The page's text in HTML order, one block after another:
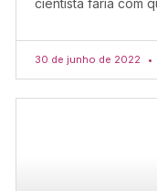
30 de junho de 2022